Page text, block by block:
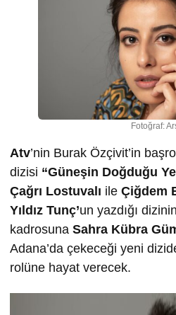
Fotoğraf:
Atv’nin Burak Özçivit’in
dizisi “Güneşin Doğduğu
Çağrı Lostuvalı ile Çiğdem
Yıldız Tunç’un yazdığı
kadrosuna Sahra Kübra
Adana’da çekeceği yeni
rolüne hayat verecek.